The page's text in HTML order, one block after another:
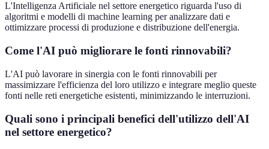
L'Intelligenza Artificiale nel settore energetico riguarda l'uso di
algoritmi e modelli di machine learning per analizzare dati e
ottimizzare processi di produzione e distribuzione dell'energia.
Come l'AI può migliorare le fonti rinnovabili?
L'AI può lavorare in sinergia con le fonti rinnovabili per
massimizzare l'efficienza del loro utilizzo e integrare meglio queste
fonti nelle reti energetiche esistenti, minimizzando le interruzioni.
Quali sono i principali benefici dell'utilizzo dell'AI
nel settore energetico?